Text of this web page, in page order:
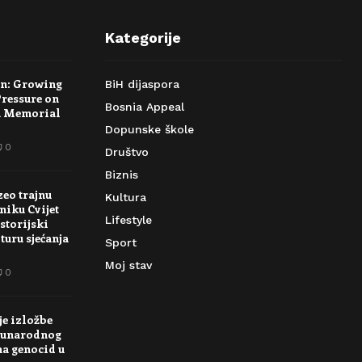
Growing
on
Memorial
0
trajnu
Cvijet
sjećanja
0
izložbe
genocid u
Kategorije
BiH dijaspora
Bosnia Appeal
Dopunske škole
Društvo
Biznis
Kultura
Lifestyle
Sport
Moj stav